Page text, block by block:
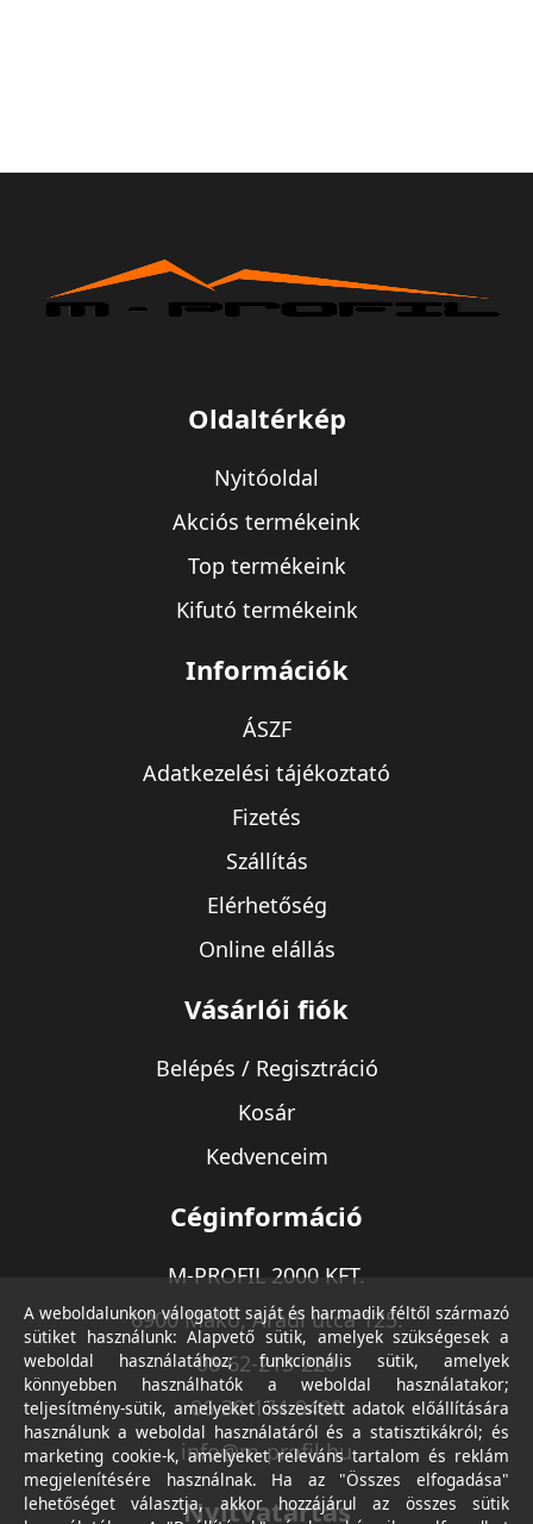
Oldaltérkép
Nyitóoldal
Akciós termékeink
Top termékeink
Kifutó termékeink
Információk
ÁSZF
Adatkezelési tájékoztató
Fizetés
Szállítás
Elérhetőség
Online elállás
Vásárlói fiók
Belépés / Regisztráció
Kosár
Kedvenceim
Céginformáció
M-PROFIL 2000 KFT.
6900 Makó, Aradi utca 125.
06-62-213-220
06-30-174-9490
info@m-profil.hu
Nyitvatartás
A weboldalunkon válogatott saját és harmadik féltől származó
sütiket használunk: Alapvető sütik, amelyek szükségesek a
weboldal használatához; funkcionális sütik, amelyek
könnyebben használhatók a weboldal használatakor;
teljesítmény-sütik, amelyeket összesített adatok előállítására
használunk a weboldal használatáról és a statisztikákról; és
marketing cookie-k, amelyeket releváns tartalom és reklám
megjelenítésére használnak. Ha az "Összes elfogadása"
lehetőséget választja, akkor hozzájárul az összes sütik